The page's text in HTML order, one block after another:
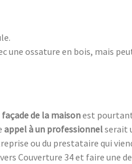
une ossature en bois, mais
façade de la maisonest
appel à un professionnelserait
ou du prestataire qui
Couverture 34 et faire une